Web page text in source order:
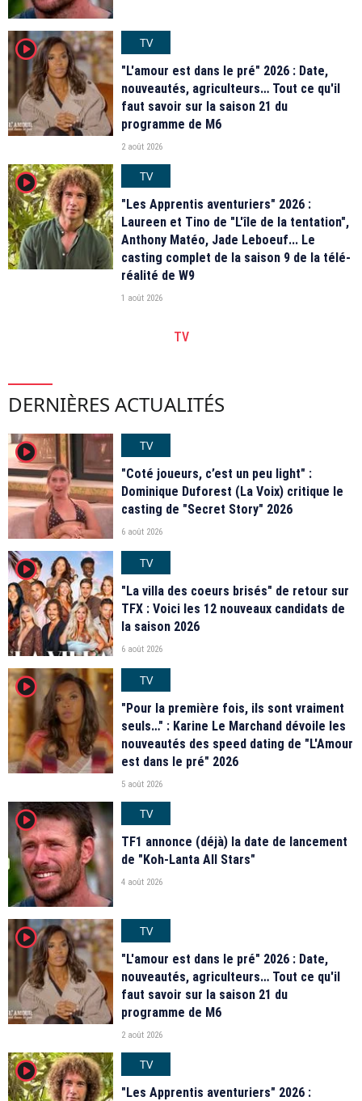
player2
TV
"L'amour est dans le pré" 2026 : Date,
nouveautés, agriculteurs… Tout ce qu'il
faut savoir sur la saison 21 du
programme de M6
2 août 2026
player2
TV
"Les Apprentis aventuriers" 2026 :
Laureen et Tino de "L'île de la tentation",
Anthony Matéo, Jade Leboeuf... Le
casting complet de la saison 9 de la télé-
réalité de W9
1 août 2026
TV
DERNIÈRES ACTUALITÉS
player2
TV
"Coté joueurs, c’est un peu light" :
Dominique Duforest (La Voix) critique le
casting de "Secret Story" 2026
6 août 2026
player2
TV
"La villa des coeurs brisés" de retour sur
TFX : Voici les 12 nouveaux candidats de
la saison 2026
6 août 2026
player2
TV
"Pour la première fois, ils sont vraiment
seuls…" : Karine Le Marchand dévoile les
nouveautés des speed dating de "L'Amour
est dans le pré" 2026
5 août 2026
player2
TV
TF1 annonce (déjà) la date de lancement
de "Koh-Lanta All Stars"
4 août 2026
player2
TV
"L'amour est dans le pré" 2026 : Date,
nouveautés, agriculteurs… Tout ce qu'il
faut savoir sur la saison 21 du
programme de M6
2 août 2026
player2
TV
"Les Apprentis aventuriers" 2026 :